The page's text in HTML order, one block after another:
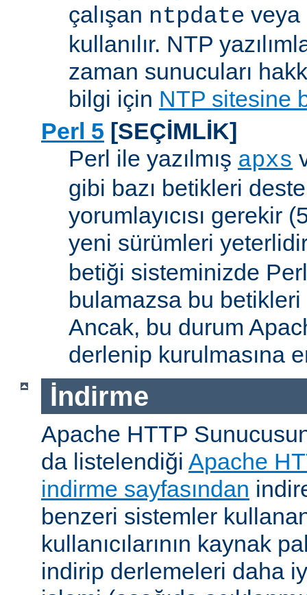
çalışan ntpdate veya
kullanılır. NTP
zaman sunucuları
bilgi için NTP sitesine
Perl 5 [SEÇİMLİK]
Perl ile yazılmış apxs
gibi bazı betikleri
yorumlayıcısı gerekir
yeni sürümleri
betiği sisteminizde Perl
bulamazsa bu betikleri
Ancak, bu durum
derlenip kurulmasına
İndirme
Apache HTTP
da listelendiği Apache
indirme sayfasından
benzeri sistemler
kullanıcılarının kaynak
indirip derlemeleri daha